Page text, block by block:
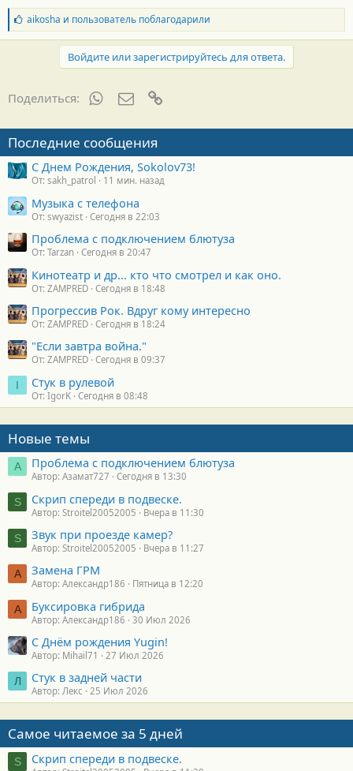
Б
л
а
а
р
о
с
т
и
:
aikosha и пользовательпоблагодарили
Войдите или зарегистрируйтесь для ответа.
Поделиться: WhatsAppЭлектронная почта
Последние сообщения
С Днем Рождения, Sokolov73!
От: sakh_patrol 11 мин. назад
Музыка с телефона
От: swyazist Сегодня в 22:03
Проблема с подключением блютуза
От: Tarzan Сегодня в 20:47
Кинотеатр и др... кто что смотрел и как оно.
От: ZAMPRED Сегодня в 18:48
Прогрессив Рок. Вдруг кому интересно
От: ZAMPRED Сегодня в 18:24
"Если завтра война."
От: ZAMPRED Сегодня в 09:37
I Стук в рулевой
От: IgorK Сегодня в 08:48
Новые темы
А Проблема с подключением блютуза
Автор: Азамат727 Сегодня в 13:30
S Скрип спереди в подвеске.
Автор: Stroitel20052005 Вчера в 11:30
S Звук при проезде камер?
Автор: Stroitel20052005 Вчера в 11:27
А Замена ГРМ
Автор: Александр186 Пятница в 12:20
А Буксировка гибрида
Автор: Александр186 30 Июл 2026
С Днём рождения Yugin!
Автор: Mihail71 27 Июл 2026
Л Стук в задней части
Автор: Лекс 25 Июл 2026
Самое читаемое за 5 дней
S Скрип спереди в подвеске.